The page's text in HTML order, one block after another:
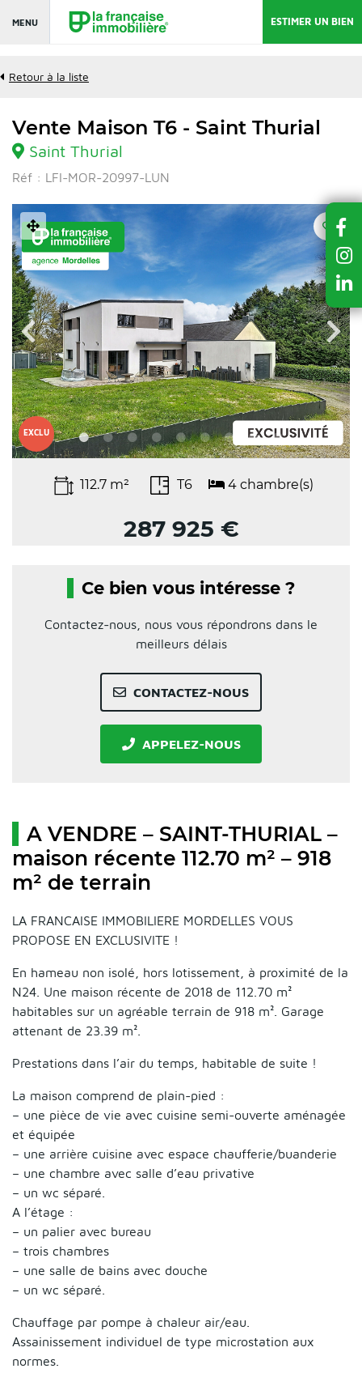
MENU ESTIMER UN BIEN
Retour à la liste
Vente Maison T6 - Saint Thurial
Saint Thurial
Réf : LFI-MOR-20997-LUN
EXCLU
112.7 m² T6 4 chambre(s)
287 925 €
Ce bien vous intéresse ?
Contactez-nous, nous vous répondrons dans le
meilleurs délais
CONTACTEZ-NOUS
APPELEZ-NOUS
A VENDRE – SAINT-THURIAL –
maison récente 112.70 m² – 918
m² de terrain
LA FRANCAISE IMMOBILIERE MORDELLES VOUS
PROPOSE EN EXCLUSIVITE !
En hameau non isolé, hors lotissement, à proximité de la
N24. Une maison récente de 2018 de 112.70 m²
habitables sur un agréable terrain de 918 m². Garage
attenant de 23.39 m².
Prestations dans l’air du temps, habitable de suite !
La maison comprend de plain-pied :
– une pièce de vie avec cuisine semi-ouverte aménagée
et équipée
– une arrière cuisine avec espace chaufferie/buanderie
– une chambre avec salle d’eau privative
– un wc séparé.
A l’étage :
– un palier avec bureau
– trois chambres
– une salle de bains avec douche
– un wc séparé.
Chauffage par pompe à chaleur air/eau.
Assainissement individuel de type microstation aux
normes.